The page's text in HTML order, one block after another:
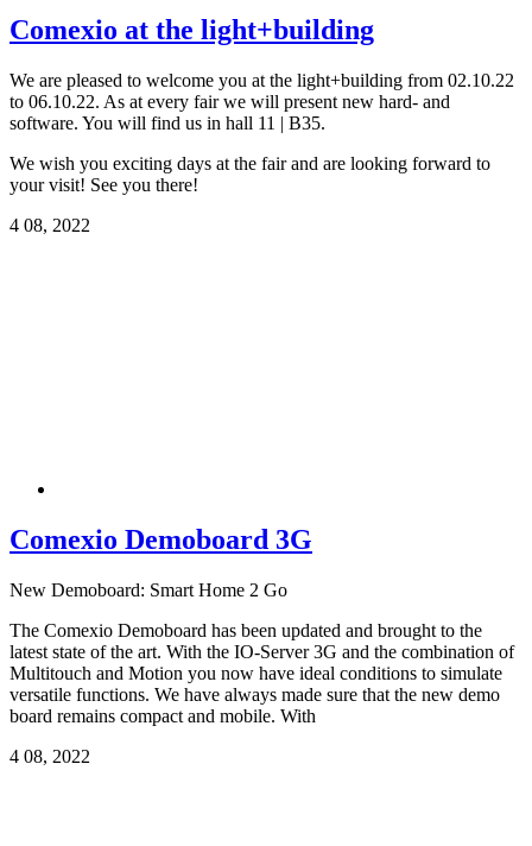
Comexio at the light+building
We are pleased to welcome you at the light+building from 02.10.22
to 06.10.22. As at every fair we will present new hard- and
software. You will find us in hall 11 | B35.
We wish you exciting days at the fair and are looking forward to
your visit! See you there!
4 08, 2022
Comexio Demoboard 3G
New Demoboard: Smart Home 2 Go
The Comexio Demoboard has been updated and brought to the
latest state of the art. With the IO-Server 3G and the combination of
Multitouch and Motion you now have ideal conditions to simulate
versatile functions. We have always made sure that the new demo
board remains compact and mobile. With
4 08, 2022